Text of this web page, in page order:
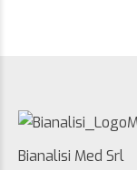
Bianalisi Med Srl